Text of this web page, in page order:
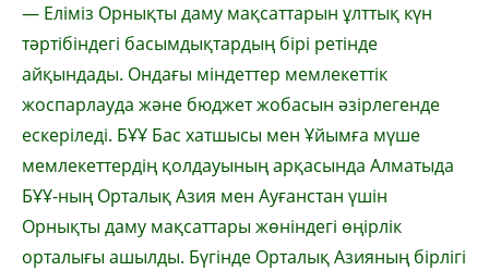
— Еліміз Орнықты даму мақсаттарын ұлттық күн
тәртібіндегі басымдықтардың бірі ретінде
айқындады. Ондағы міндеттер мемлекеттік
жоспарлауда және бюджет жобасын әзірлегенде
ескеріледі. БҰҰ Бас хатшысы мен Ұйымға мүше
мемлекеттердің қолдауының арқасында Алматыда
БҰҰ-ның Орталық Азия мен Ауғанстан үшін
Орнықты даму мақсаттары жөніндегі өңірлік
орталығы ашылды. Бүгінде Орталық Азияның бірлігі